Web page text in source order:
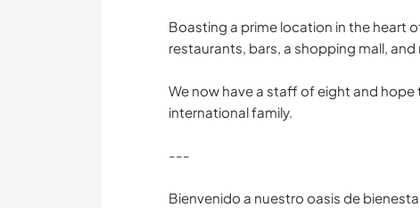
Boasting a prime location in the heart
restaurants, bars, a shopping mall,
We now have a staff of eight and
international family.
---
Bienvenido a nuestro oasis de